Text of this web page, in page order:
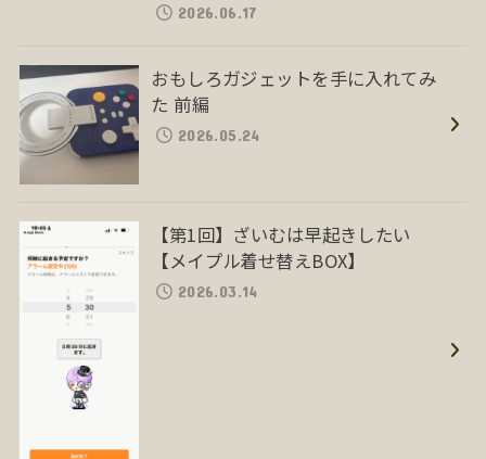
2026.06.17
おもしろガジェットを手に入れてみ
た 前編
2026.05.24
【第1回】ざいむは早起きしたい
【メイプル着せ替えBOX】
2026.03.14